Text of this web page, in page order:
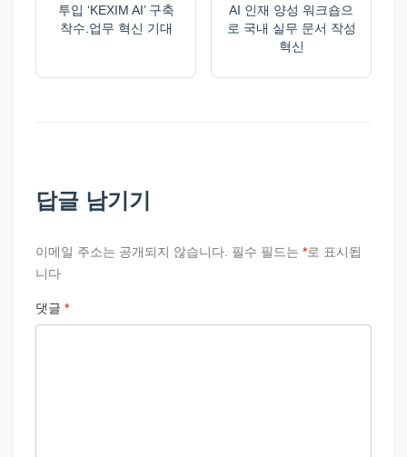
투입 ‘KEXIM AI’ 구축
착수.업무 혁신 기대
AI 인재 양성 워크숍으
로 국내 실무 문서 작성
혁신
답글 남기기
이메일 주소는 공개되지 않습니다. 필수 필드는 *로 표시됩
니다
댓글 *